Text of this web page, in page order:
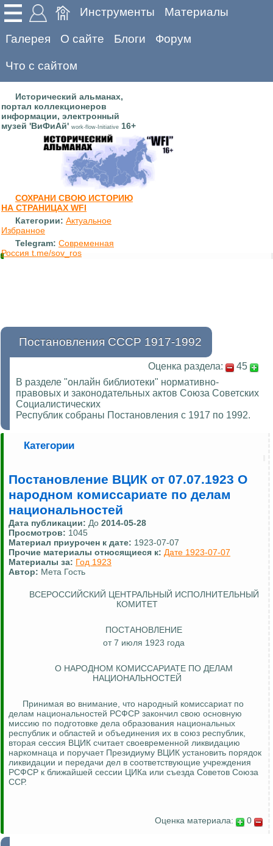
Инструменты Материалы
Галерея О сайте Блоги Форум
Что с сайтом
Исторический альманах,
портал коллекционеров
информации, электронный
музей 'ВиФиАй' work-flow-Initiative 16+
СОХРАНИ СВОЮ ИСТОРИЮ
НА СТРАНИЦАХ WFI
Категории: Актуальное
Избранное
Telegram: Современная
Россия t.me/sov_ros
Постановления СССР 1917-1992
Оценка раздела:
45
В разделе "онлайн библиотеки" нормативно-
правовых и законодательных актов Союза Советских
Социалистических
Республик собраны Постановления с 1917 по 1992.
Категории
Постановление ВЦИК от 07.07.1923 О
народном комиссариате по делам
национальностей
Дата публикации: До 2014-05-28
Просмотров: 1045
Материал приурочен к дате: 1923-07-07
Прочие материалы относящиеся к: Дате 1923-07-07
Материалы за: Год 1923
Автор: Мета Гость
ВСЕРОССИЙСКИЙ ЦЕНТРАЛЬНЫЙ ИСПОЛНИТЕЛЬНЫЙ
КОМИТЕТ
ПОСТАНОВЛЕНИЕ
от 7 июля 1923 года
О НАРОДНОМ КОМИССАРИАТЕ ПО ДЕЛАМ
НАЦИОНАЛЬНОСТЕЙ
Принимая во внимание, что народный комиссариат по
делам национальностей РСФСР закончил свою основную
миссию по подготовке дела образования национальных
республик и областей и объединения их в союз республик,
вторая сессия ВЦИК считает своевременной ликвидацию
наркомнаца и поручает Президиуму ВЦИК установить порядок
ликвидации и передачи дел в соответствующие учреждения
РСФСР к ближайшей сессии ЦИКа или съезда Советов Союза
ССР.
Оценка материала: 0